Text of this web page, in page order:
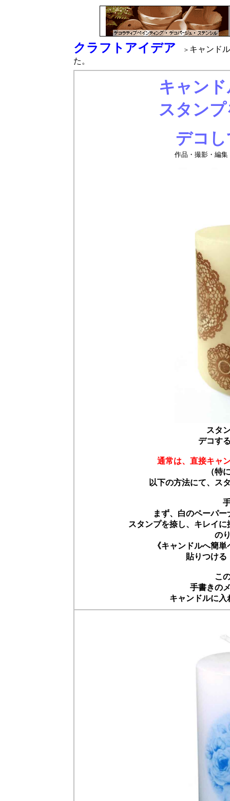
クラフトアイデア ＞ キャンド
た。
キャン
スタン
デコ
作品・撮影・編集
スタ
デコす
通常は、直接キャ
（特
以下の方法にて、ス
まず、白のペーパ
スタンプを捺し、キレイ
の
《キャンドルへ簡
貼りつける
こ
手書きの
キャンドルに入